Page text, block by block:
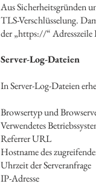
Aus Sicherheitsgründen
TLS-Verschlüsselung.
der „https://“ Adresszeile
Server-Log-Dateien
In Server-Log-Dateien
Browsertyp und
Verwendetes
Referrer URL
Hostname des
Uhrzeit der Serveranfrage
IP-Adresse